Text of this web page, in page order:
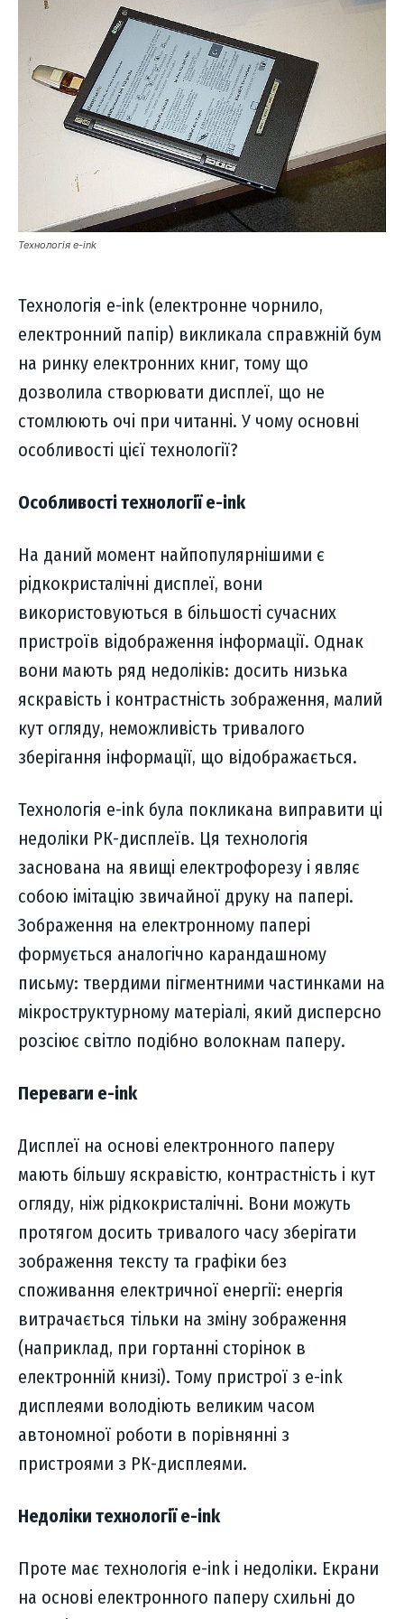
Технологія e-ink
Технологія e-ink (електронне чорнило,
електронний папір) викликала справжній бум
на ринку електронних книг, тому що
дозволила створювати дисплеї, що не
стомлюють очі при читанні. У чому основні
особливості цієї технології?
Особливості технології e-ink
На даний момент найпопулярнішими є
рідкокристалічні дисплеї, вони
використовуються в більшості сучасних
пристроїв відображення інформації. Однак
вони мають ряд недоліків: досить низька
яскравість і контрастність зображення, малий
кут огляду, неможливість тривалого
зберігання інформації, що відображається.
Технологія e-ink була покликана виправити ці
недоліки РК-дисплеїв. Ця технологія
заснована на явищі електрофорезу і являє
собою імітацію звичайної друку на папері.
Зображення на електронному папері
формується аналогічно карандашному
письму: твердими пігментними частинками на
мікроструктурному матеріалі, який дисперсно
розсіює світло подібно волокнам паперу.
Переваги e-ink
Дисплеї на основі електронного паперу
мають більшу яскравістю, контрастність і кут
огляду, ніж рідкокристалічні. Вони можуть
протягом досить тривалого часу зберігати
зображення тексту та графіки без
споживання електричної енергії: енергія
витрачається тільки на зміну зображення
(наприклад, при гортанні сторінок в
електронній книзі). Тому пристрої з e-ink
дисплеями володіють великим часом
автономної роботи в порівнянні з
пристроями з РК-дисплеями.
Недоліки технології e-ink
Проте має технологія e-ink і недоліки. Екрани
на основі електронного паперу схильні до